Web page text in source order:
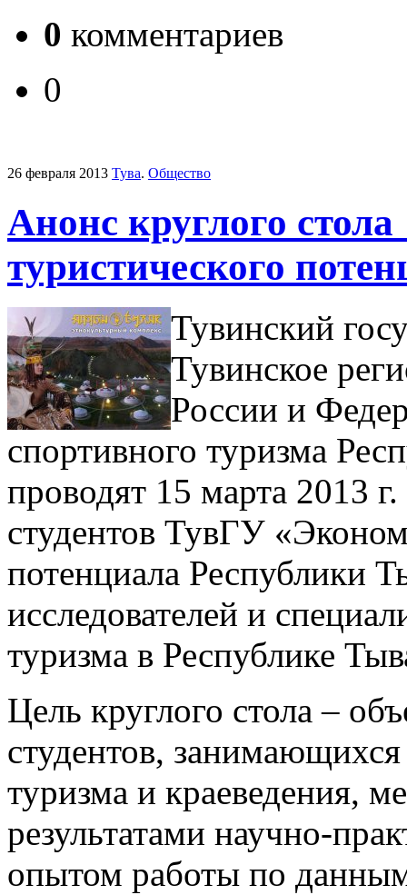
0 комментариев
0
26 февраля 2013 Тува. Общество
Анонс круглого
туристического
Тувинский
Тувинское
России и
спортивного туризма
проводят 15 марта 2013
студентов ТувГУ
потенциала Республики
исследователей и
туризма в Республике
Цель круглого стола –
студентов,
туризма и краеведения,
результатами научно-
опытом работы по